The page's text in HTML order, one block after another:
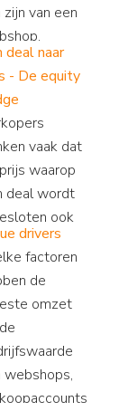
zijn van een
er geen
wordt
deal naar
- De equity
vaak dat
waarop
deal wordt
ook
is dat
is dat niet
Lees
niet...
drivers
factoren
de
omzet
webshops,